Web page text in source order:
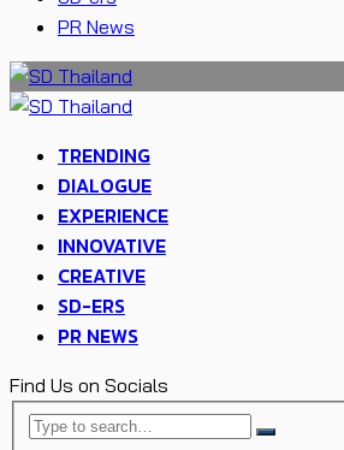
PR News
TRENDING
DIALOGUE
EXPERIENCE
INNOVATIVE
CREATIVE
SD-ERS
PR NEWS
Find Us on Socials